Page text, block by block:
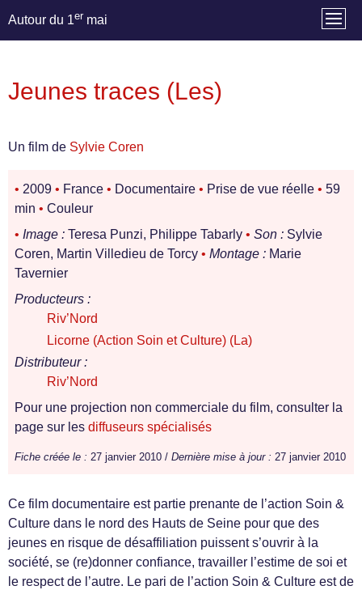
Autour du 1er mai
Jeunes traces (Les)
Un film de Sylvie Coren
• 2009 • France • Documentaire • Prise de vue réelle • 59
min • Couleur
• Image : Teresa Punzi, Philippe Tabarly • Son : Sylvie
Coren, Martin Villedieu de Torcy • Montage : Marie
Tavernier
Producteurs :
Riv’Nord
Licorne (Action Soin et Culture) (La)
Distributeur :
Riv’Nord
Pour une projection non commerciale du film, consulter la
page sur les diffuseurs spécialisés
Fiche créée le : 27 janvier 2010 / Dernière mise à jour : 27 janvier 2010
Ce film documentaire est partie prenante de l’action Soin &
Culture dans le nord des Hauts de Seine pour que des
jeunes en risque de désaffiliation puissent s’ouvrir à la
société, se (re)donner confiance, travailler l’estime de soi et
le respect de l’autre. Le pari de l’action Soin & Culture est de